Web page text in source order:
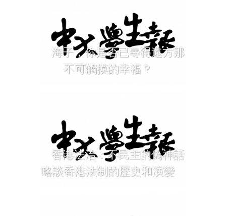
海子，你是否已尋得遠方那
不可觸摸的幸福？
香港法治：不民主的偽神話
略談香港法制的歷史和演變